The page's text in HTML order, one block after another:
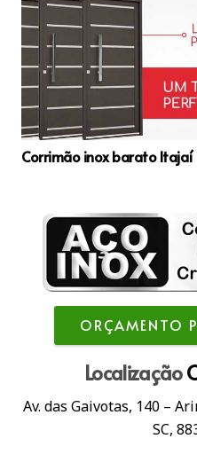
Corrimão inox barato Itajaí
ORÇAMENTO
Localização
Av. das Gaivotas, 140 –
SC,